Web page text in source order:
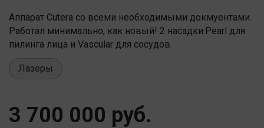
Аппарат Cutera со всеми необходимыми докмуентами.
Работал минимально, как новый! 2 насадки:Pearl для
пилинга лица и Vascular для сосудов.
Лазеры
3 700 000 руб.